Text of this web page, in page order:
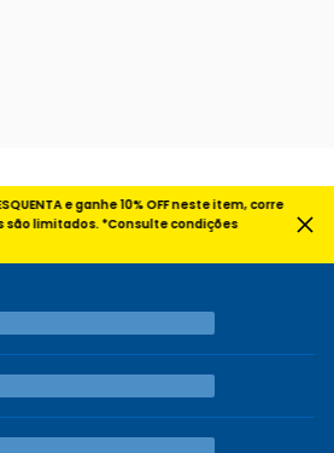
e ganhe 10% OFF neste item, corre
são limitados. *Consulte condições